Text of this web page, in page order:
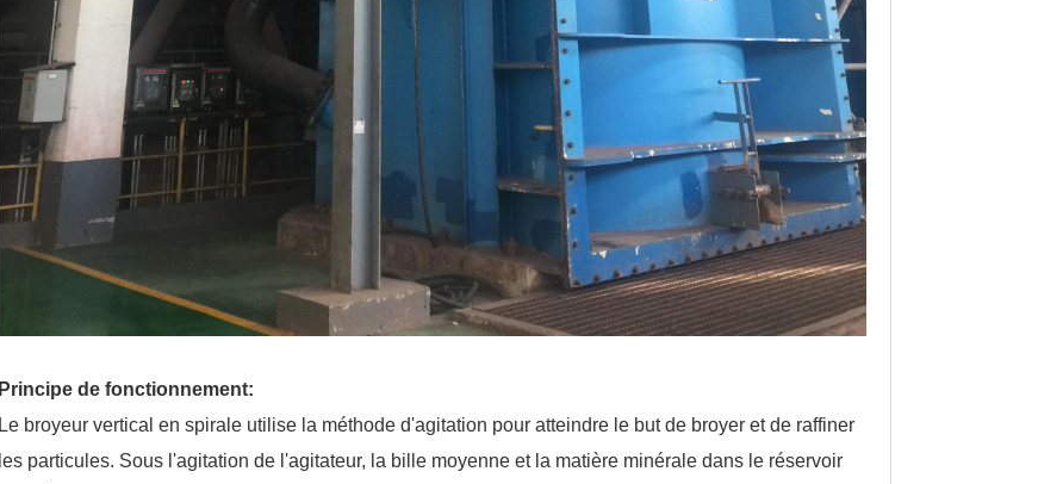
Principe de fonctionnement:
Le broyeur vertical en spirale utilise la méthode d'agitation pour atteindre le but de broyer et de raffiner
les particules. Sous l'agitation de l'agitateur, la bille moyenne et la matière minérale dans le réservoir